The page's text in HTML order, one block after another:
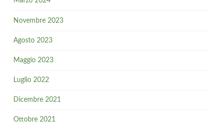
Novembre 2023
Agosto 2023
Maggio 2023
Luglio 2022
Dicembre 2021
Ottobre 2021